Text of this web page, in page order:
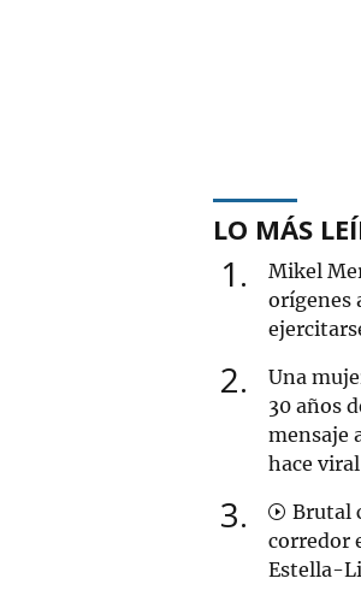
LO MÁS
1
Mikel
orígenes
2
Una
30 años
mensaje
hace viral
3
Brutal
corredor
Estella-